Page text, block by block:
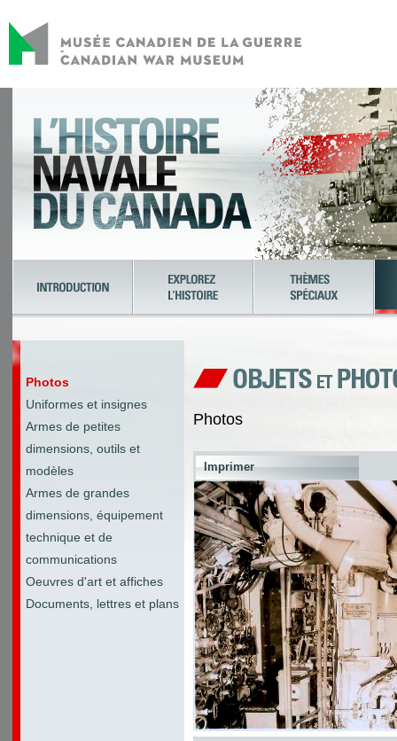
Photos
Uniformes et insignes
Armes de petites
dimensions, outils et
modèles
Armes de grandes
dimensions, équipement
technique et de
communications
Oeuvres d'art et affiches
Documents, lettres et plans
Photos
Imprimer